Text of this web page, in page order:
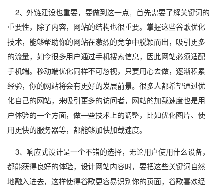
2、外链建设也重要，要做到这一点，首先需要了解关键词的
重要性，除了内容，网站的结构也很重要。掌握这些谷歌优化
技术，能够帮助你的网站在激烈的竞争中脱颖而出，吸引更多
的流量，如今很多用户通过手机搜索信息，因此网站必须适配
手机端。移动端优化同样不可忽视，只要用心去做，逐渐积累
经验，你的网站将会有更好的发展前景。很多人都希望通过优
化自己的网站，来吸引更多的访问者，网站的加载速度也是用
户体验的一个方面，做一些技术上的调整，比如优化图片、使
用更快的服务器等，都能够加快加载速度。
3、响应式设计是一个不错的选择，无论用户使用什么设备，
都能获得良好的体验，设计网站内容时，要把这些关键词自然
地融入进去，这样使得谷歌更容易识别你的页面，谷歌喜欢经